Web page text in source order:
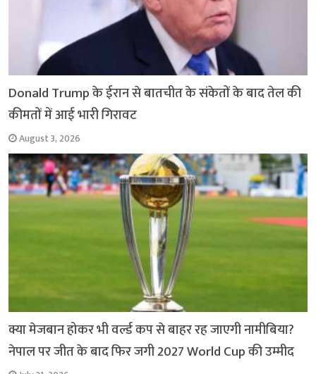
Donald Trump के ईरान से बातचीत के संकेतों के बाद तेल की
कीमतों में आई भारी गिरावट
August 3, 2026
क्या मेजबान होकर भी वर्ल्ड कप से बाहर रह जाएगी नामीबिया?
नेपाल पर जीत के बाद फिर जगी 2027 World Cup की उम्मीद